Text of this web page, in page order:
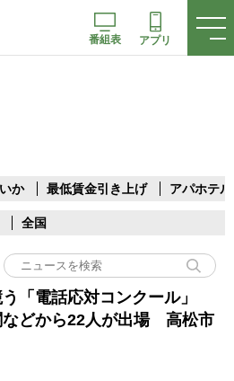
番組表 アプリ
か 最低賃金引き上げ アパホテル
全国
「電話応対コンクール」
などから22人が出場 高松市